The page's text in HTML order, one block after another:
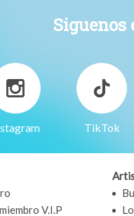
Siguenos
TikTok
V.I.P